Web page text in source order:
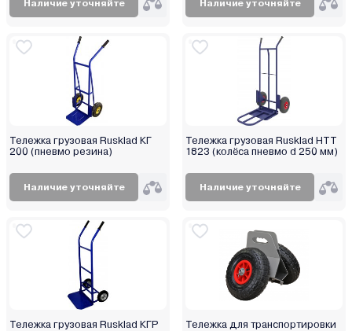
Наличие уточняйте Наличие уточняйте
Тележка грузовая Rusklad КГ
200 (пневмо резина)
Наличие уточняйте
Тележка грузовая Rusklad НТТ
1823 (колёса пневмо d 250 мм)
Наличие уточняйте
Тележка грузовая Rusklad КГР
Тележка для транспортировки